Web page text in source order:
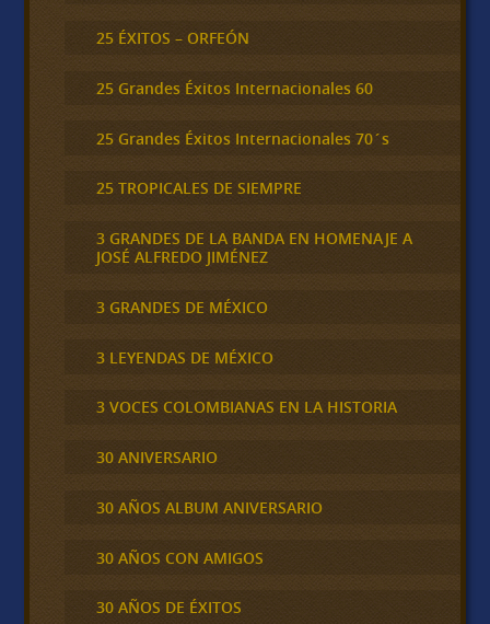
25 ÉXITOS – ORFEÓN
25 Grandes Éxitos Internacionales 60
25 Grandes Éxitos Internacionales 70´s
25 TROPICALES DE SIEMPRE
3 GRANDES DE LA BANDA EN HOMENAJE A
JOSÉ ALFREDO JIMÉNEZ
3 GRANDES DE MÉXICO
3 LEYENDAS DE MÉXICO
3 VOCES COLOMBIANAS EN LA HISTORIA
30 ANIVERSARIO
30 AÑOS ALBUM ANIVERSARIO
30 AÑOS CON AMIGOS
30 AÑOS DE ÉXITOS